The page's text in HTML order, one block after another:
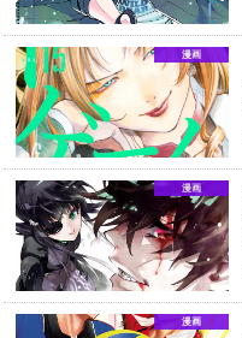
漫画
漫画
漫画